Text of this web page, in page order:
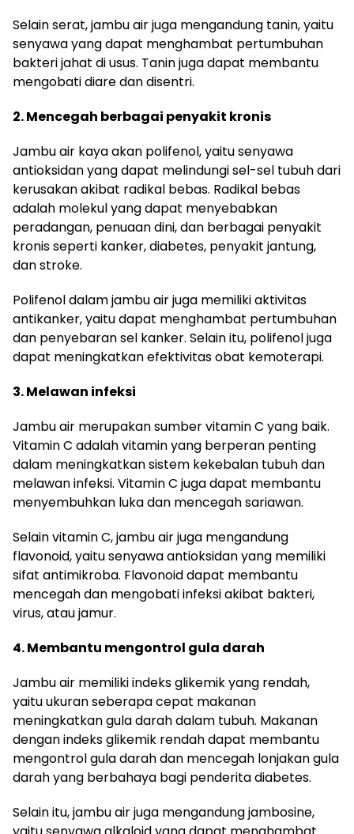
Selain serat, jambu air juga mengandung tanin, yaitu
senyawa yang dapat menghambat pertumbuhan
bakteri jahat di usus. Tanin juga dapat membantu
mengobati diare dan disentri.
2. Mencegah berbagai penyakit kronis
Jambu air kaya akan polifenol, yaitu senyawa
antioksidan yang dapat melindungi sel-sel tubuh dari
kerusakan akibat radikal bebas. Radikal bebas
adalah molekul yang dapat menyebabkan
peradangan, penuaan dini, dan berbagai penyakit
kronis seperti kanker, diabetes, penyakit jantung,
dan stroke.
Polifenol dalam jambu air juga memiliki aktivitas
antikanker, yaitu dapat menghambat pertumbuhan
dan penyebaran sel kanker. Selain itu, polifenol juga
dapat meningkatkan efektivitas obat kemoterapi.
3. Melawan infeksi
Jambu air merupakan sumber vitamin C yang baik.
Vitamin C adalah vitamin yang berperan penting
dalam meningkatkan sistem kekebalan tubuh dan
melawan infeksi. Vitamin C juga dapat membantu
menyembuhkan luka dan mencegah sariawan.
Selain vitamin C, jambu air juga mengandung
flavonoid, yaitu senyawa antioksidan yang memiliki
sifat antimikroba. Flavonoid dapat membantu
mencegah dan mengobati infeksi akibat bakteri,
virus, atau jamur.
4. Membantu mengontrol gula darah
Jambu air memiliki indeks glikemik yang rendah,
yaitu ukuran seberapa cepat makanan
meningkatkan gula darah dalam tubuh. Makanan
dengan indeks glikemik rendah dapat membantu
mengontrol gula darah dan mencegah lonjakan gula
darah yang berbahaya bagi penderita diabetes.
Selain itu, jambu air juga mengandung jambosine,